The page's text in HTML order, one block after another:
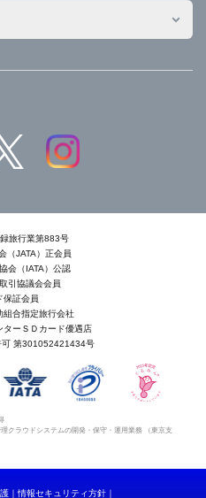
旅行業第883号
（JATA）正会員
会（IATA）公認
引協議会会員
保証会員
組合指定旅行会社
ターＳＤカード優遇店
可 第301052421434号
クラウドシステムの開発・保守・運用業務 （東京支
情報セキュリティ方針